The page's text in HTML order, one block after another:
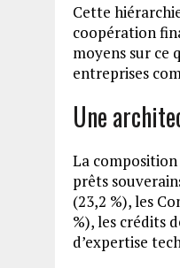
Cette
coopération
moyens sur ce
entreprises
Une
La composition
prêts
(23,2 %), les
%), les crédits
d’expertise